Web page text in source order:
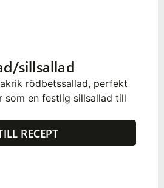
sillsallad
rödbetssallad, perfekt
som en festlig sillsallad till
RECEPT